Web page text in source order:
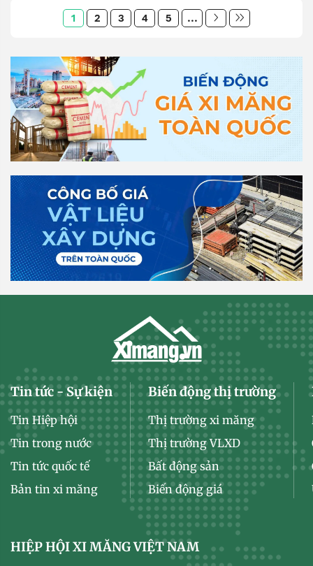
1 2 3 4 5 ...
Tin tức - Sự kiện
Tin Hiệp hội
Tin trong nước
Tin tức quốc tế
Bản tin xi măng
Biến động thị trường
Thị trường xi măng
Thị trường VLXD
Bất động sản
Biến động giá
HIỆP HỘI XI MĂNG VIỆT NAM